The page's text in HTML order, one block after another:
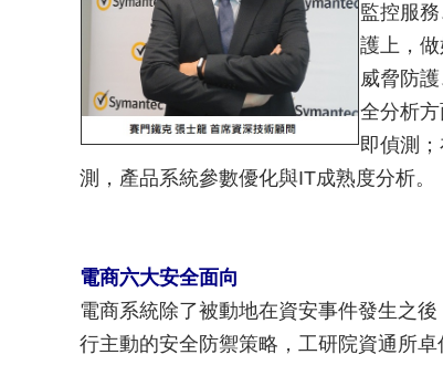
監控服
護上，
威脅防
全分析
即偵測
測，產品系統參數優化與IT成熟度分析。
電商六大安全面向
電商系統除了被動地在資安事件發生之
行主動的安全防禦策略，工研院資通所